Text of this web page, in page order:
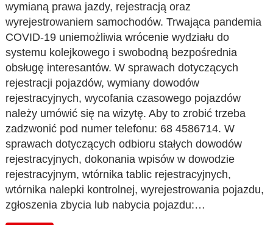
wymianą prawa jazdy, rejestracją oraz
wyrejestrowaniem samochodów. Trwająca pandemia
COVID-19 uniemożliwia wrócenie wydziału do
systemu kolejkowego i swobodną bezpośrednia
obsługę interesantów. W sprawach dotyczących
rejestracji pojazdów, wymiany dowodów
rejestracyjnych, wycofania czasowego pojazdów
należy umówić się na wizytę. Aby to zrobić trzeba
zadzwonić pod numer telefonu: 68 4586714. W
sprawach dotyczących odbioru stałych dowodów
rejestracyjnych, dokonania wpisów w dowodzie
rejestracyjnym, wtórnika tablic rejestracyjnych,
wtórnika nalepki kontrolnej, wyrejestrowania pojazdu,
zgłoszenia zbycia lub nabycia pojazdu:…